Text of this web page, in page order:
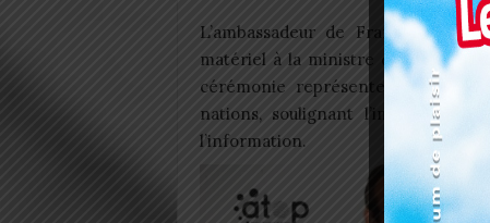
L’ambassadeur de France au
matériel à la ministre de la
cérémonie représente un
nations, soulignant l’importance
l’information.